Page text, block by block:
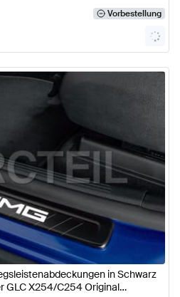
Vorbestellung
in Schwarz
GLC X254/C254 Original